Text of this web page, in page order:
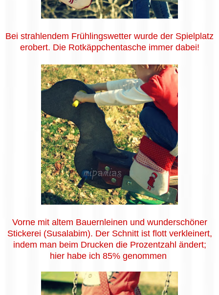
Bei strahlendem Frühlingswetter wurde der Spielplatz
erobert. Die Rotkäppchentasche immer dabei!
Vorne mit altem Bauernleinen und wunderschöner
Stickerei (Susalabim). Der Schnitt ist flott verkleinert,
indem man beim Drucken die Prozentzahl ändert;
hier habe ich 85% genommen